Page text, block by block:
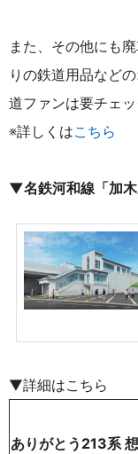
また、その他にも
りの鉄道用品など
道ファンは要チェッ
※詳しくはこちら
▼名鉄河和線「加
▼詳細はこちら
ありがとう213系